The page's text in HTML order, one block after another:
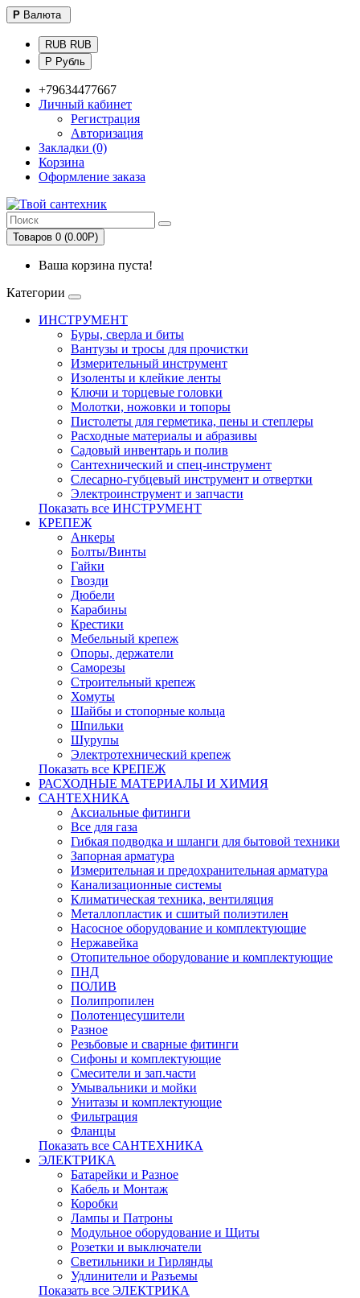
Р Валюта
RUB RUB
Р Рубль
+79634477667
Личный кабинет
Регистрация
Авторизация
Закладки (0)
Корзина
Оформление заказа
Товаров 0 (0.00Р)
Ваша корзина пуста!
Категории
ИНСТРУМЕНТ
Буры, сверла и биты
Вантузы и тросы для прочистки
Измерительный инструмент
Изоленты и клейкие ленты
Ключи и торцевые головки
Молотки, ножовки и топоры
Пистолеты для герметика, пены и степлеры
Расходные материалы и абразивы
Садовый инвентарь и полив
Сантехнический и спец-инструмент
Слесарно-губцевый инструмент и отвертки
Электроинструмент и запчасти
Показать все ИНСТРУМЕНТ
КРЕПЕЖ
Анкеры
Болты/Винты
Гайки
Гвозди
Дюбели
Карабины
Крестики
Мебельный крепеж
Опоры, держатели
Саморезы
Строительный крепеж
Хомуты
Шайбы и стопорные кольца
Шпильки
Шурупы
Электротехнический крепеж
Показать все КРЕПЕЖ
РАСХОДНЫЕ МАТЕРИАЛЫ И ХИМИЯ
САНТЕХНИКА
Аксиальные фитинги
Все для газа
Гибкая подводка и шланги для бытовой техники
Запорная арматура
Измерительная и предохранительная арматура
Канализационные системы
Климатическая техника, вентиляция
Металлопластик и сшитый полиэтилен
Насосное оборудование и комплектующие
Нержавейка
Отопительное оборудование и комплектующие
ПНД
ПОЛИВ
Полипропилен
Полотенцесушители
Разное
Резьбовые и сварные фитинги
Сифоны и комплектующие
Смесители и зап.части
Умывальники и мойки
Унитазы и комплектующие
Фильтрация
Фланцы
Показать все САНТЕХНИКА
ЭЛЕКТРИКА
Батарейки и Разное
Кабель и Монтаж
Коробки
Лампы и Патроны
Модульное оборудование и Щиты
Розетки и выключатели
Светильники и Гирлянды
Удлинители и Разъемы
Показать все ЭЛЕКТРИКА